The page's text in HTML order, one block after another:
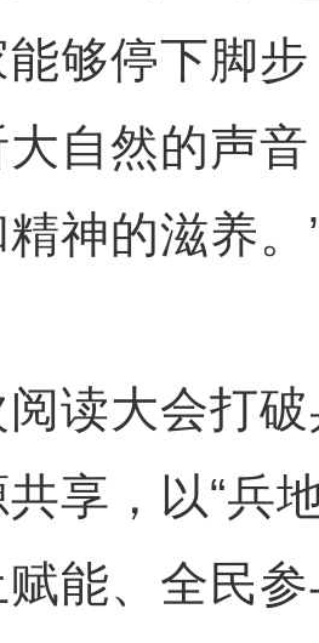
够停下脚
自然的声
神的滋养。
大会打破
享，以“兵
能、全民